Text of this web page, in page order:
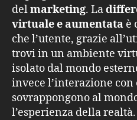
delmarketing. La
virtuale e aumentata è
che l’utente, grazie
trovi in un ambiente
isolato dal mondo
invece l’interazione
sovrappongono al
l’esperienza della realtà.